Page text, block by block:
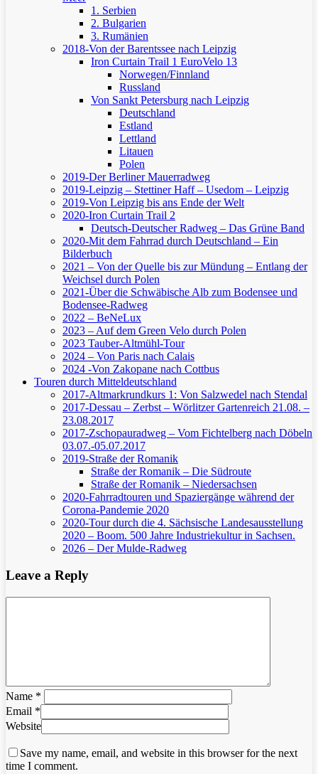
1. Serbien
2. Bulgarien
3. Rumänien
2018-Von der Barentssee nach Leipzig
Iron Curtain Trail 1 EuroVelo 13
Norwegen/Finnland
Russland
Von Sankt Petersburg nach Leipzig
Deutschland
Estland
Lettland
Litauen
Polen
2019-Der Berliner Mauerradweg
2019-Leipzig – Stettiner Haff – Usedom – Leipzig
2019-Von Leipzig bis ans Ende der Welt
2020-Iron Curtain Trail 2
Deutsch-Deutscher Radweg – Das Grüne Band
2020-Mit dem Fahrrad durch Deutschland – Ein
Bilderbuch
2021 – Von der Quelle bis zur Mündung – Entlang der
Weichsel durch Polen
2021-Über die Schwäbische Alb zum Bodensee und
Bodensee-Radweg
2022 – BeNeLux
2023 – Auf dem Green Velo durch Polen
2023 Tauber-Altmühl-Tour
2024 – Von Paris nach Calais
2024 -Von Zakopane nach Cottbus
Touren durch Mitteldeutschland
2017-Altmarkrundkurs 1: Von Salzwedel nach Stendal
2017-Dessau – Zerbst – Wörlitzer Gartenreich 21.08. –
23.08.2017
2017-Zschopauradweg – Vom Fichtelberg nach Döbeln
03.07.-05.07.2017
2019-Straße der Romanik
Straße der Romanik – Die Südroute
Straße der Romanik – Niedersachsen
2020-Fahrradtouren und Spaziergänge während der
Corona-Pandemie 2020
2020-Tour durch die 4. Sächsische Landesausstellung
2020 – Boom. 500 Jahre Industriekultur in Sachsen.
2026 – Der Mulde-Radweg
Leave a Reply
Name *
Email *
Website
Save my name, email, and website in this browser for the next
time I comment.